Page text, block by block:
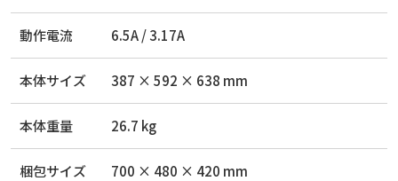
動作電流 6.5A / 3.17A
本体サイズ 387 × 592 × 638 mm
本体重量 26.7 kg
梱包サイズ 700 × 480 × 420 mm